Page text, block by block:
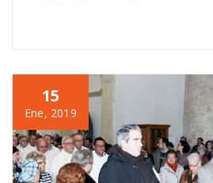
15
Ene, 2019